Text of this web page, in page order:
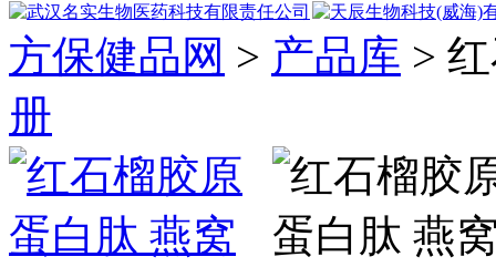
方保健品网 > 产品库 >
册